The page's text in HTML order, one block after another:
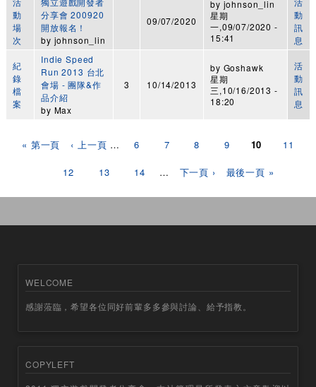
動
場
次
分享會 200920
開放報名！
by johnson_lin
09/07/2020
by johnson_lin
星期
一,09/07/2020 -
15:41
動
訊
息
紀
錄
檔
案
Indie Speed
Run 2013 台北
會場 - 團隊&作
品介紹
by Max
3 10/14/2013
by Goshawk
星期
三,10/16/2013 -
18:20
活
動
訊
息
頁面« 第一頁 ‹ 上一頁 … 6 7 8 9 10 11
12 13 14 … 下一頁 › 最後一頁 »
WELCOME
感謝蒞臨，希望各位同好前輩多多參與討論、給予指教。
COPYLEFT